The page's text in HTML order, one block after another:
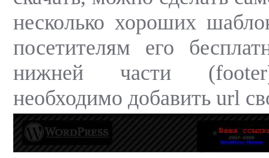
несколько хороших
посетителям его
нижней части
необходимо добавить url